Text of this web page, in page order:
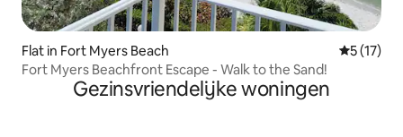
Flat in Fort Myers Beach
5 (17)
Fort Myers Beachfront Escape - Walk to the Sand!
Gezinsvriendelijke woningen